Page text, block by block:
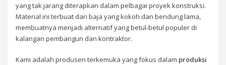
yang tak jarang diterapkan dalam pelbagai proyek konstruksi.
Material ini terbuat dari baja yang kokoh dan bendung lama,
membuatnya menjadi alternatif yang betul-betul populer di
kalangan pembangun dan kontraktor.
Kami adalah produsen terkemuka yang fokus dalam produksi